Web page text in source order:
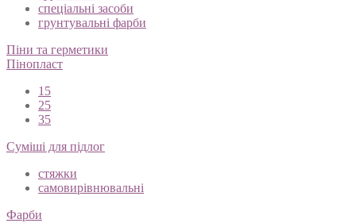
спеціальні засоби
грунтувальні фарби
Піни та герметики
Пінопласт
15
25
35
Суміші для підлог
стяжки
самовирівнювальні
Фарби